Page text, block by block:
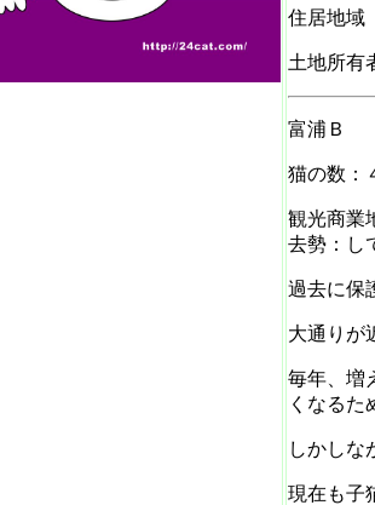
住居地域
土地所有
富浦Ｂ
猫の数：
観光商業
去勢：し
過去に保
大通りが
毎年、増
くなるた
しかしな
現在も子